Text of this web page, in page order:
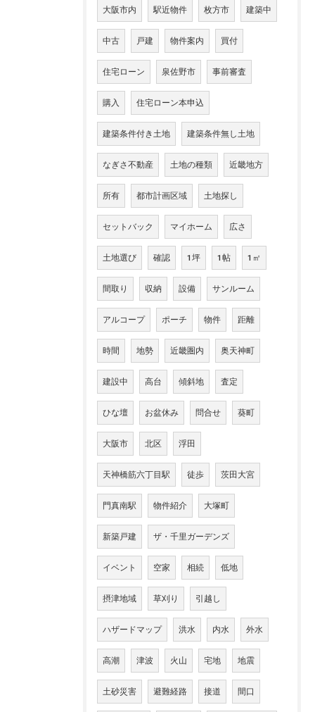
大阪市内 駅近物件 枚方市 建築中
中古 戸建 物件案内 買付
住宅ローン 泉佐野市 事前審査
購入 住宅ローン本申込
建築条件付き土地 建築条件無し土地
なぎさ不動産 土地の種類 近畿地方
所有 都市計画区域 土地探し
セットバック マイホーム 広さ
土地選び 確認 1坪 1帖 1㎡
間取り 収納 設備 サンルーム
アルコープ ポーチ 物件 距離
時間 地勢 近畿圏内 奥天神町
建設中 高台 傾斜地 査定
ひな壇 お盆休み 問合せ 葵町
大阪市 北区 浮田
天神橋筋六丁目駅 徒歩 茨田大宮
門真南駅 物件紹介 大塚町
新築戸建 ザ・千里ガーデンズ
イベント 空家 相続 低地
摂津地域 草刈り 引越し
ハザードマップ 洪水 内水 外水
高潮 津波 火山 宅地 地震
土砂災害 避難経路 接道 間口